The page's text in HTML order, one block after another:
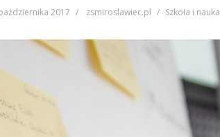
2017 zsmiroslawiec.pl Szkoła i nauka